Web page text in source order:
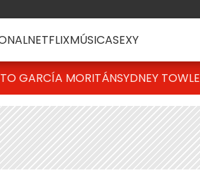
NETFLIXMÚSICASEXY
GARCÍA MORITÁNSYDNEY TOWLE